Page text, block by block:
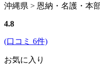
沖縄県 > 恩納・名護・本
4.8
(口コミ 6件)
お気に入り